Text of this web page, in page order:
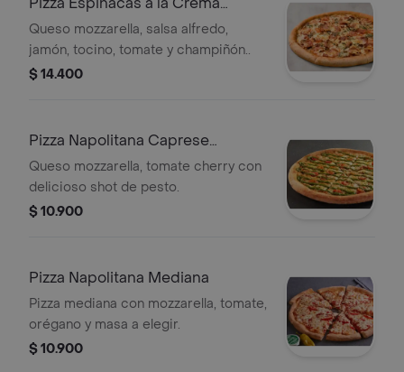
Mediana
Queso mozzarella, salsa alfredo,
jamón, tocino, tomate y champiñón..
$ 14.400
Pizza Napolitana Caprese
Mediana
Queso mozzarella, tomate cherry con
delicioso shot de pesto.
$ 10.900
Pizza Napolitana Mediana
Pizza mediana con mozzarella, tomate,
orégano y masa a elegir.
$ 10.900